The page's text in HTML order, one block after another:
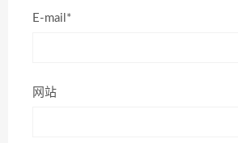
E-mail*
网站